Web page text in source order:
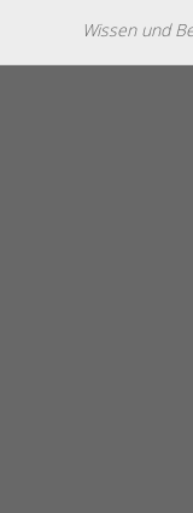
Wissen und